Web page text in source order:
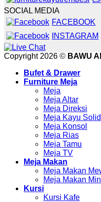
SOCIAL MEDIA
Copyright 2026 ©
Furniture Meja
Meja
Meja Altar
Meja Direksi
Meja Kayu Solid
Meja Konsol
Meja Rias
Meja Tamu
Meja TV
Meja Makan
Meja Makan
Meja Makan
Kursi
Kursi Kafe